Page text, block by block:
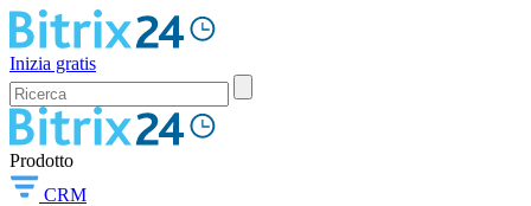
Inizia gratis
Prodotto
CRM